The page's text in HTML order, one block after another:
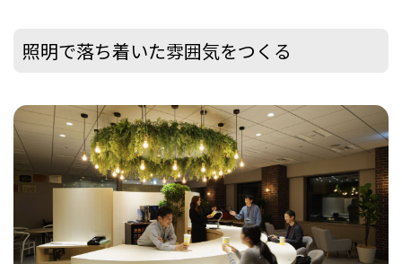
照明で落ち着いた雰囲気をつくる